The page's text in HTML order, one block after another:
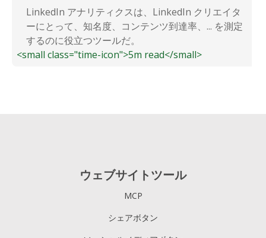
LinkedIn アナリティクスは、LinkedIn クリエイタ
ーにとって、知名度、コンテンツ到達率、... を測定
するのに役立つツールだ。
<small class="time-icon">5m read</small>
ウェブサイトツール
MCP
シェアボタン